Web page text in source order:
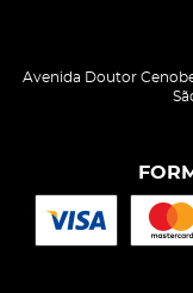
Avenida Doutor